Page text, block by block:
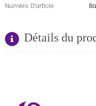
Numéro D'article:
Détails du